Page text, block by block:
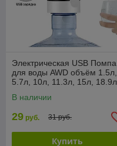
Электрическая USB Помпа
для воды AWD объём 1.5л,
5.7л, 10л, 11.3л, 15л, 18.9л
В наличии
29 руб. 31 руб.
Купить